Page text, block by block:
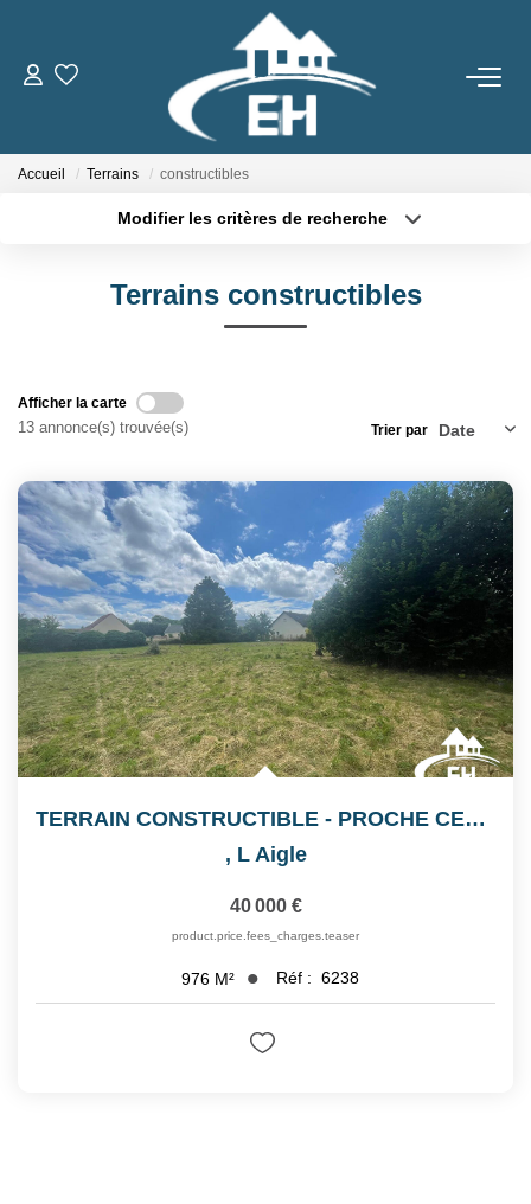
ACHETER
Gestion Locative
NOTRE AGENCE
Qui Sommes-Nous
Notre Équipe
Nos Actualités
Avis Clients
CONTACT
EXTRANET
Accueil Terrains constructibles
Modifier les critères de recherche
Type de bien
Créer une alerte
Terrains constructibles
Afficher la carte
13 annonce(s) trouvée(s) Trier par
TERRAIN CONSTRUCTIBLE - PROCHE CENTRE-VILLE
, L Aigle
40 000 €
product.price.fees_charges.teaser
976 M² Réf : 6238